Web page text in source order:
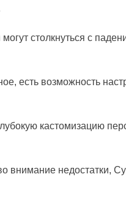
могут столкнуться с
есть возможность
кастомизацию
внимание недостатки,